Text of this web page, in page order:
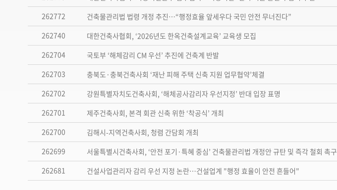
262772
건축물관리법 법령 개정 추진…“행정효율 앞세우다 국민 안전 무너진다”
262740
대한건축사협회, ‘2026년도 한옥건축설계교육’ 교육생 모집
262704
국토부 ‘해체감리 CM 우선’ 추진에 건축계 반발
262703
충북도·충북건축사회 ‘재난 피해 주택 신축 지원 업무협약’체결
262702
강원특별자치도건축사회, ‘해체공사감리자 우선지정’ 반대 입장 표명
262701
제주건축사회, 본격 회관 신축 위한 ‘착공식’ 개최
262700
김해시-지역건축사회, 청렴 간담회 개최
262699
서울특별시건축사회, ‘안전 포기·특혜 중심’ 건축물관리법 개정안 규탄 및 즉각 철회 촉구
262681
건설사업관리자 감리 우선 지정 논란…건설업계 "행정 효율이 안전 흔들어"